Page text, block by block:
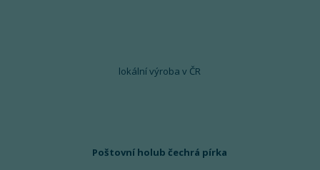
lokální výroba v ČR
Poštovní holub čechrá pírka